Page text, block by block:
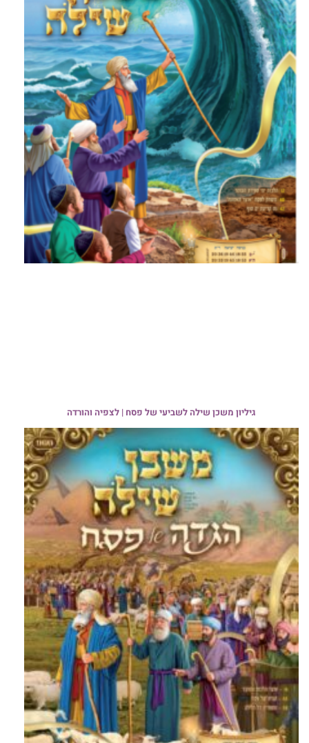
גיליון משכן שילה לשביעי של פסח | לצפיה והורדה